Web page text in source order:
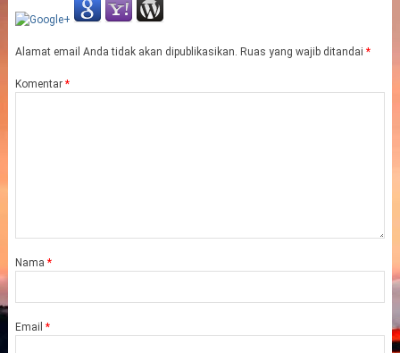
Alamat email Anda tidak akan dipublikasikan. Ruas yang wajib ditandai *
Komentar *
Nama *
Email *